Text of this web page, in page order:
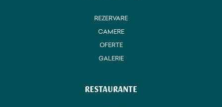
REZERVARE
CAMERE
OFERTE
GALERIE
RESTAURANTE